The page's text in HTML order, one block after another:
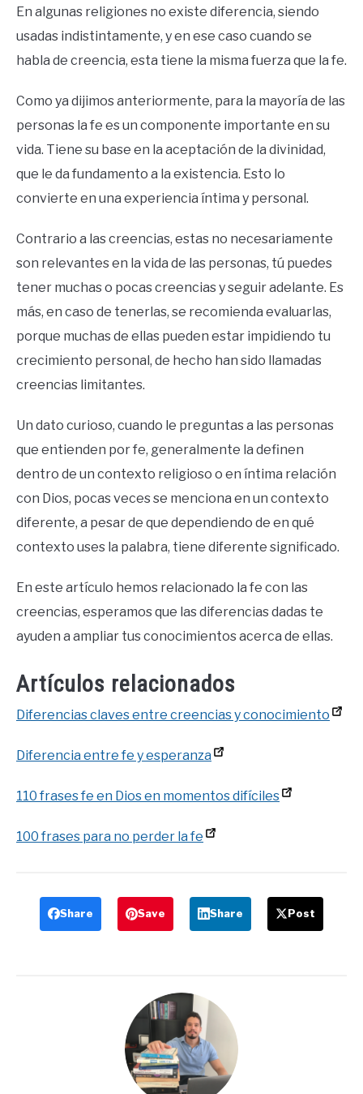
En algunas religiones no existe diferencia, siendo
usadas indistintamente, y en ese caso cuando se
habla de creencia, esta tiene la misma fuerza que la fe.
Como ya dijimos anteriormente, para la mayoría de las
personas la fe es un componente importante en su
vida. Tiene su base en la aceptación de la divinidad,
que le da fundamento a la existencia. Esto lo
convierte en una experiencia íntima y personal.
Contrario a las creencias, estas no necesariamente
son relevantes en la vida de las personas, tú puedes
tener muchas o pocas creencias y seguir adelante. Es
más, en caso de tenerlas, se recomienda evaluarlas,
porque muchas de ellas pueden estar impidiendo tu
crecimiento personal, de hecho han sido llamadas
creencias limitantes.
Un dato curioso, cuando le preguntas a las personas
que entienden por fe, generalmente la definen
dentro de un contexto religioso o en íntima relación
con Dios, pocas veces se menciona en un contexto
diferente, a pesar de que dependiendo de en qué
contexto uses la palabra, tiene diferente significado.
En este artículo hemos relacionado la fe con las
creencias, esperamos que las diferencias dadas te
ayuden a ampliar tus conocimientos acerca de ellas.
Artículos relacionados
Diferencias claves entre creencias y conocimiento
Diferencia entre fe y esperanza
110 frases fe en Dios en momentos difíciles
100 frases para no perder la fe
Share Save Share Post